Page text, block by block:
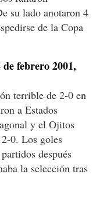
su lado anotaron 4
de la Copa
febrero 2001,
terrible de 2-0 en
a Estados
y el Ojitos
0. Los goles
después
la selección tras